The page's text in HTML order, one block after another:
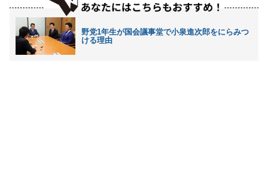
野党1年生が国会議事堂で小泉進次郎をにらみつ
ける理由